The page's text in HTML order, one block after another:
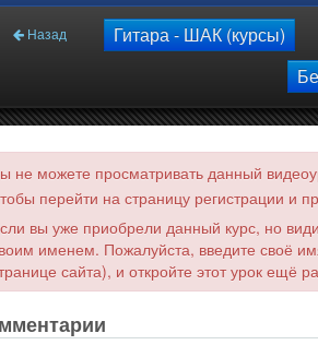
Назад Гитара - ШАК (курсы)
не можете просматривать данный
перейти на страницу регистрации и
вы уже приобрели данный курс, но
именем. Пожалуйста, введите своё
сайта), и откройте этот урок ещё